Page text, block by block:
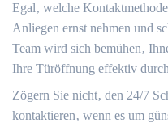
Egal‚ welche
Anliegen ernst nehmen und
Team wird sich bemühen‚
Ihre Türöffnung effektiv
Zögern Sie nicht‚ den 24/7
kontaktieren‚ wenn es um